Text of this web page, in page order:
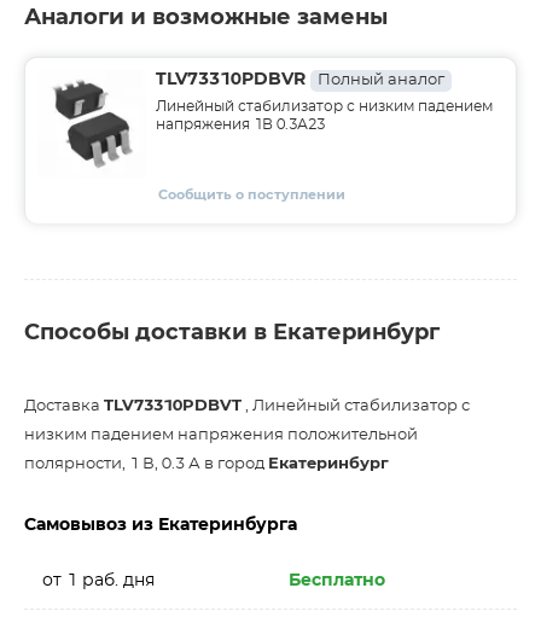
Аналоги и возможные замены
TLV73310PDBVR Полный аналог
Линейный стабилизатор с низким падением
напряжения 1В 0.3А23
Сообщить о поступлении
Способы доставки в Екатеринбург
Доставка TLV73310PDBVT , Линейный стабилизатор с
низким падением напряжения положительной
полярности, 1 В, 0.3 А в город Екатеринбург
Самовывоз из Екатеринбурга
от 1 раб. дня Бесплатно